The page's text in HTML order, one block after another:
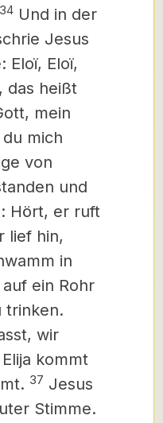
34 Und in der
Jesus
Eloï, Eloï,
das heißt
mein
mich
von
und
Hört, er ruft
lief hin,
in
ein Rohr
trinken.
wir
kommt
37 Jesus
Stimme.